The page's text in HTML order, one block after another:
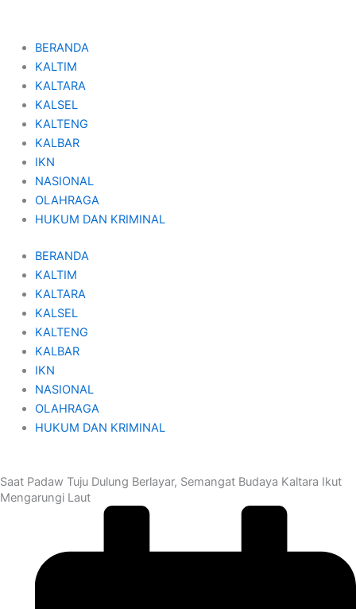
contentBERANDA
KALTIM
KALTARA
KALSEL
KALTENG
KALBAR
IKN
NASIONAL
OLAHRAGA
HUKUM DAN KRIMINAL
BERANDA
KALTIM
KALTARA
KALSEL
KALTENG
KALBAR
IKN
NASIONAL
OLAHRAGA
HUKUM DAN KRIMINAL
Saat Padaw Tuju Dulung Berlayar, Semangat Budaya Kaltara Ikut
Mengarungi Laut